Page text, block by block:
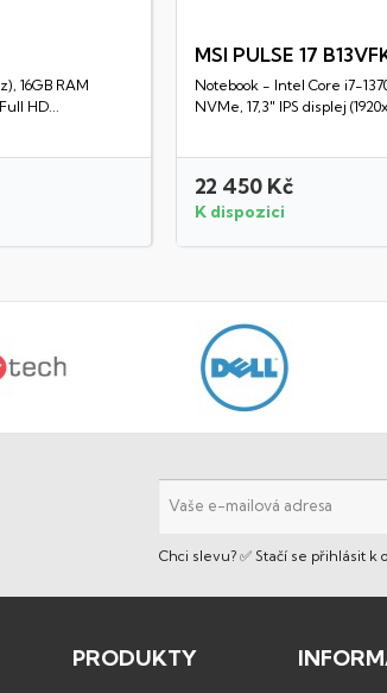
16GB RAM
HD...
MSI PULSE 17
Notebook - Intel Core i7-
NVMe, 17,3" IPS displej
22 450 Kč
K dispozici
Chci slevu? ✅ Stačí se přihlásit k
PRODUKTY